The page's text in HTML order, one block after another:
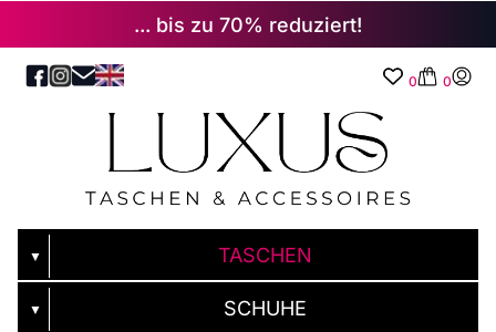
... bis zu 70% reduziert!
0 0
▼ TASCHEN
▼ SCHUHE